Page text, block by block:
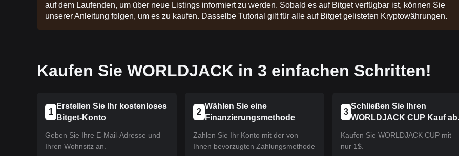
auf dem Laufenden, um über neue Listings informiert zu werden. Sobald es auf Bitget verfügbar ist, können Sie
unserer Anleitung folgen, um es zu kaufen. Dasselbe Tutorial gilt für alle auf Bitget gelisteten Kryptowährungen.
Kaufen Sie WORLDJACK in 3 einfachen Schritten!
1
Erstellen Sie Ihr kostenloses
Bitget-Konto
Geben Sie Ihre E-Mail-Adresse und
Ihren Wohnsitz an.
2
Wählen Sie eine
Finanzierungsmethode
Zahlen Sie Ihr Konto mit der von
Ihnen bevorzugten Zahlungsmethode
3
Schließen Sie Ihren
WORLDJACK CUP Kauf ab.
Kaufen Sie WORLDJACK CUP mit
nur 1$.